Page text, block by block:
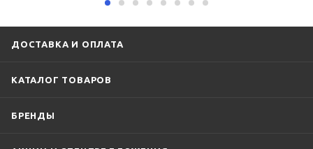
ДОСТАВКА И ОПЛАТА
КАТАЛОГ ТОВАРОВ
БРЕНДЫ